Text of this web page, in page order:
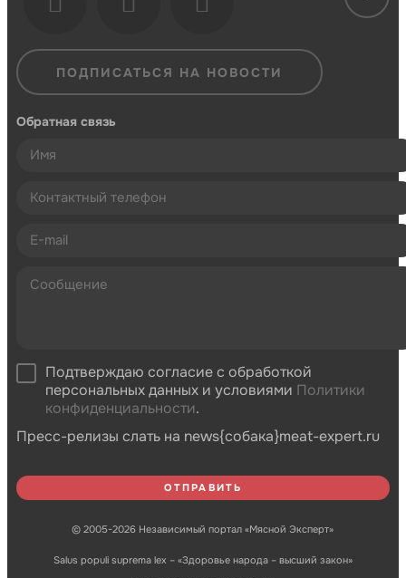
ПОДПИСАТЬСЯ НА НОВОСТИ
Обратная связь
Подтверждаю согласие с обработкой
персональных данных и условиями Политики
конфиденциальности.
Пресс-релизы слать на news{собака}meat-expert.ru
© 2005-2026 Независимый портал «Мясной Эксперт»
Salus populi suprema lex – «Здоровье народа – высший закон»